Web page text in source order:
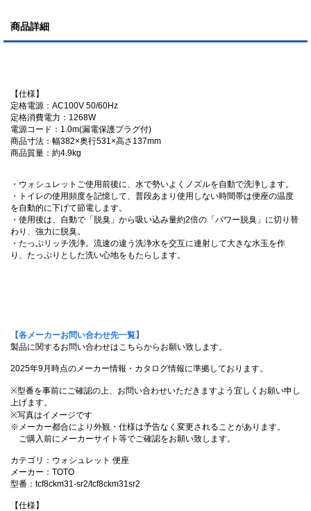
商品詳細
【仕様】
定格電源：AC100V 50/60Hz
定格消費電力：1268W
電源コード：1.0m(漏電保護プラグ付)
商品寸法：幅382×奥行531×高さ137mm
商品質量：約4.9kg
・ウォシュレットご使用前後に、水で勢いよくノズルを自動で洗浄します。
・トイレの使用頻度を記憶して、普段あまり使用しない時間帯は便座の温度
を自動的に下げて節電します。
・使用後は、自動で「脱臭」から吸い込み量約2倍の「パワー脱臭」に切り替
わり、強力に脱臭。
・たっぷリッチ洗浄。流速の違う洗浄水を交互に連射して大きな水玉を作
り、たっぷりとした洗い心地をもたらします。
【各メーカーお問い合わせ先一覧】
製品に関するお問い合わせはこちらからお願い致します。
2025年9月時点のメーカー情報・カタログ情報に準拠しております。
※型番を事前にご確認の上、お問い合わせいただきますよう宜しくお願い申し
上げます。
※写真はイメージです
※メーカー都合により外観・仕様は予告なく変更されることがあります。
ご購入前にメーカーサイト等でご確認をお願い致します。
カテゴリ：ウォシュレット 便座
メーカー：TOTO
型番：tcf8ckm31-sr2/tcf8ckm31sr2
【仕様】